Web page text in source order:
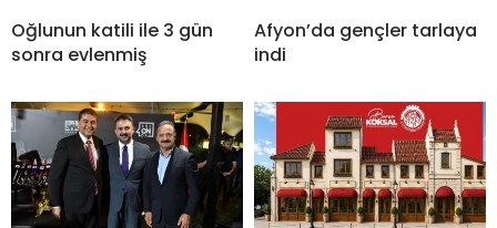
Oğlunun katili ile 3 gün
sonra evlenmiş
Afyon’da gençler tarlaya
indi